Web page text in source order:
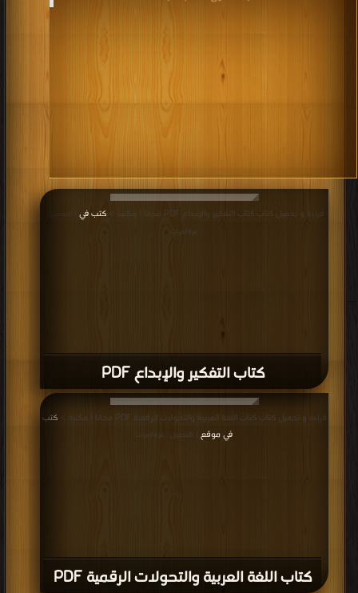
كتاب التفكير والإبداع PDF
قراءة و تحميل كتاب كتاب التفكير والإبداع PDF مجانا | مكتبة > كتب في
| التحميل :
مرة/مرات
كتاب اللغة العربية والتحولات الرقمية PDF
قراءة و تحميل كتاب كتاب اللغة العربية والتحولات الرقمية PDF مجانا | مكتبة >
كتب
في موقع
| التحميل : مرة/مرات